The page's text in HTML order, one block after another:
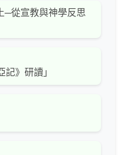
─從宣教與神學反思
記》研讀」